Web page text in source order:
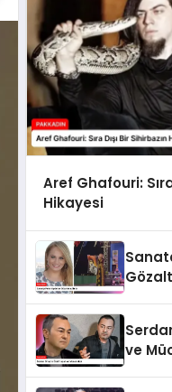
Aref Ghafouri:
Hikayesi
ve